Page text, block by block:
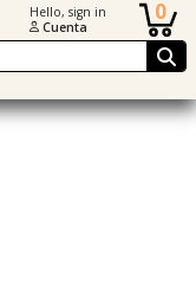
Hello, sign in
Cuenta
0